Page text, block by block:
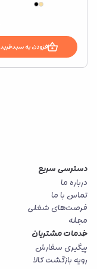
افزودن به سبدخرید
دسترسی سریع
درباره ما
تماس با ما
فرصت‌های شغلی
مجله
خدمات مشتریان
پیگیری سفارش
رویه بازگشت کالا